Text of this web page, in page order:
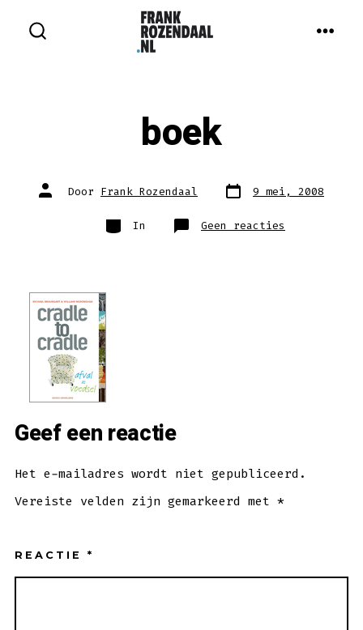
overslaan
IN-/UITSCHAKELEN
boek
Auteur
van Door Frank Rozendaal Berichtdatum
9 mei, 2008
Categorieën
In Geen reacties
boek
Geef een reactie
Het e-mailadres wordt niet gepubliceerd.
Vereiste velden zijn gemarkeerd met *
REACTIE *